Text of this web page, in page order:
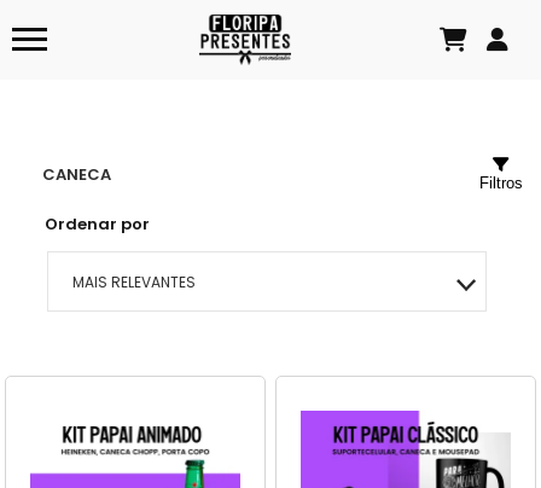
CANECA
Ordenar por
MAIS RELEVANTES
Filtros